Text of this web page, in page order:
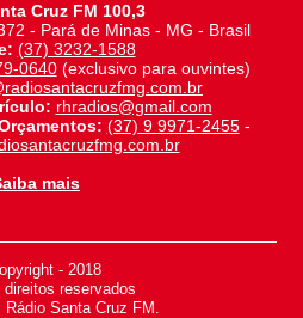
Cruz FM 100,3
- Pará de Minas - MG - Brasil
(37) 3232-1588
0640(exclusivo para ouvintes)
rhradios@gmail.com
(37) 9 9971-2455-
mais
- 2018
-
direitos reservados
-
Santa Cruz FM.